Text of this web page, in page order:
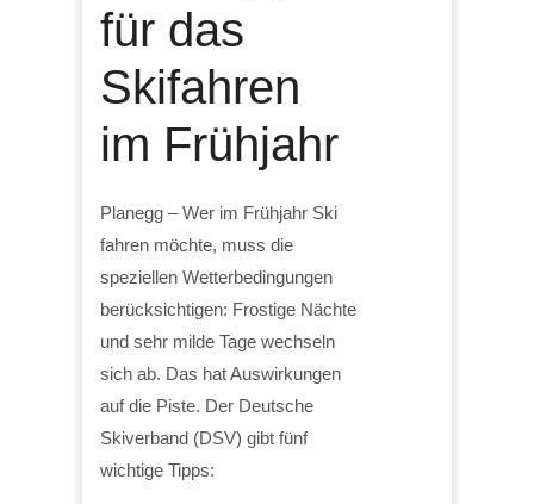
für das
Skifahren
im Frühjahr
Planegg – Wer im Frühjahr Ski
fahren möchte, muss die
speziellen Wetterbedingungen
berücksichtigen: Frostige Nächte
und sehr milde Tage wechseln
sich ab. Das hat Auswirkungen
auf die Piste. Der Deutsche
Skiverband (DSV) gibt fünf
wichtige Tipps: